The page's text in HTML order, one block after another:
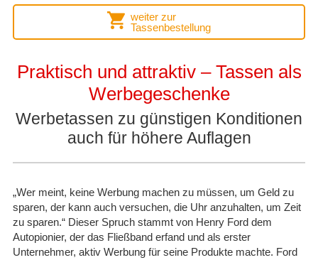
weiter zur
Tassenbestellung
Praktisch und attraktiv – Tassen als
Werbegeschenke
Werbetassen zu günstigen Konditionen
auch für höhere Auflagen
„Wer meint, keine Werbung machen zu müssen, um Geld zu
sparen, der kann auch versuchen, die Uhr anzuhalten, um Zeit
zu sparen.“ Dieser Spruch stammt von Henry Ford dem
Autopionier, der das Fließband erfand und als erster
Unternehmer, aktiv Werbung für seine Produkte machte. Ford